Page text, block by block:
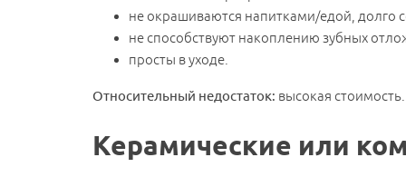
не окрашиваются напитками/едой, долго
не способствуют накоплению зубных
просты в уходе.
Относительный недостаток: высокая стоимость.
Керамические или